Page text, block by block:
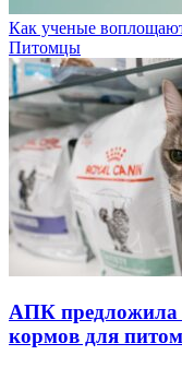
Как ученые
Питомцы
АПК предложила
кормов для